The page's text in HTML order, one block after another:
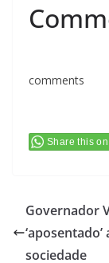
comments
Share this
Governador
sociedade